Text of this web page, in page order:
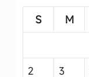
S
M
2
3